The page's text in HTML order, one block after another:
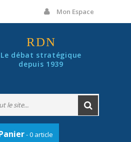
Mon Espace
RDN
Le débat stratégique
depuis 1939
- 0 article